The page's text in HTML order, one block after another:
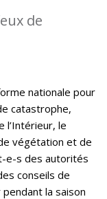
de
nationale pour
catastrophe,
l’Intérieur, le
végétation et de
e-s des autorités
conseils de
la saison